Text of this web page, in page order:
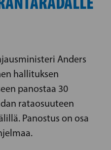
Anders
hallituksen
panostaa 30
rataosuuteen
Panostus on osa